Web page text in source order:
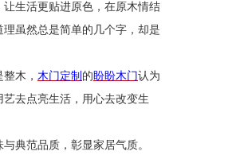
生活更贴进原色，在原木情结
虽然总是简单的几个字，却是
木， 木门定制 的盼盼木门认为
去点亮生活，用心去改变生
典范品质，彰显家居气质。